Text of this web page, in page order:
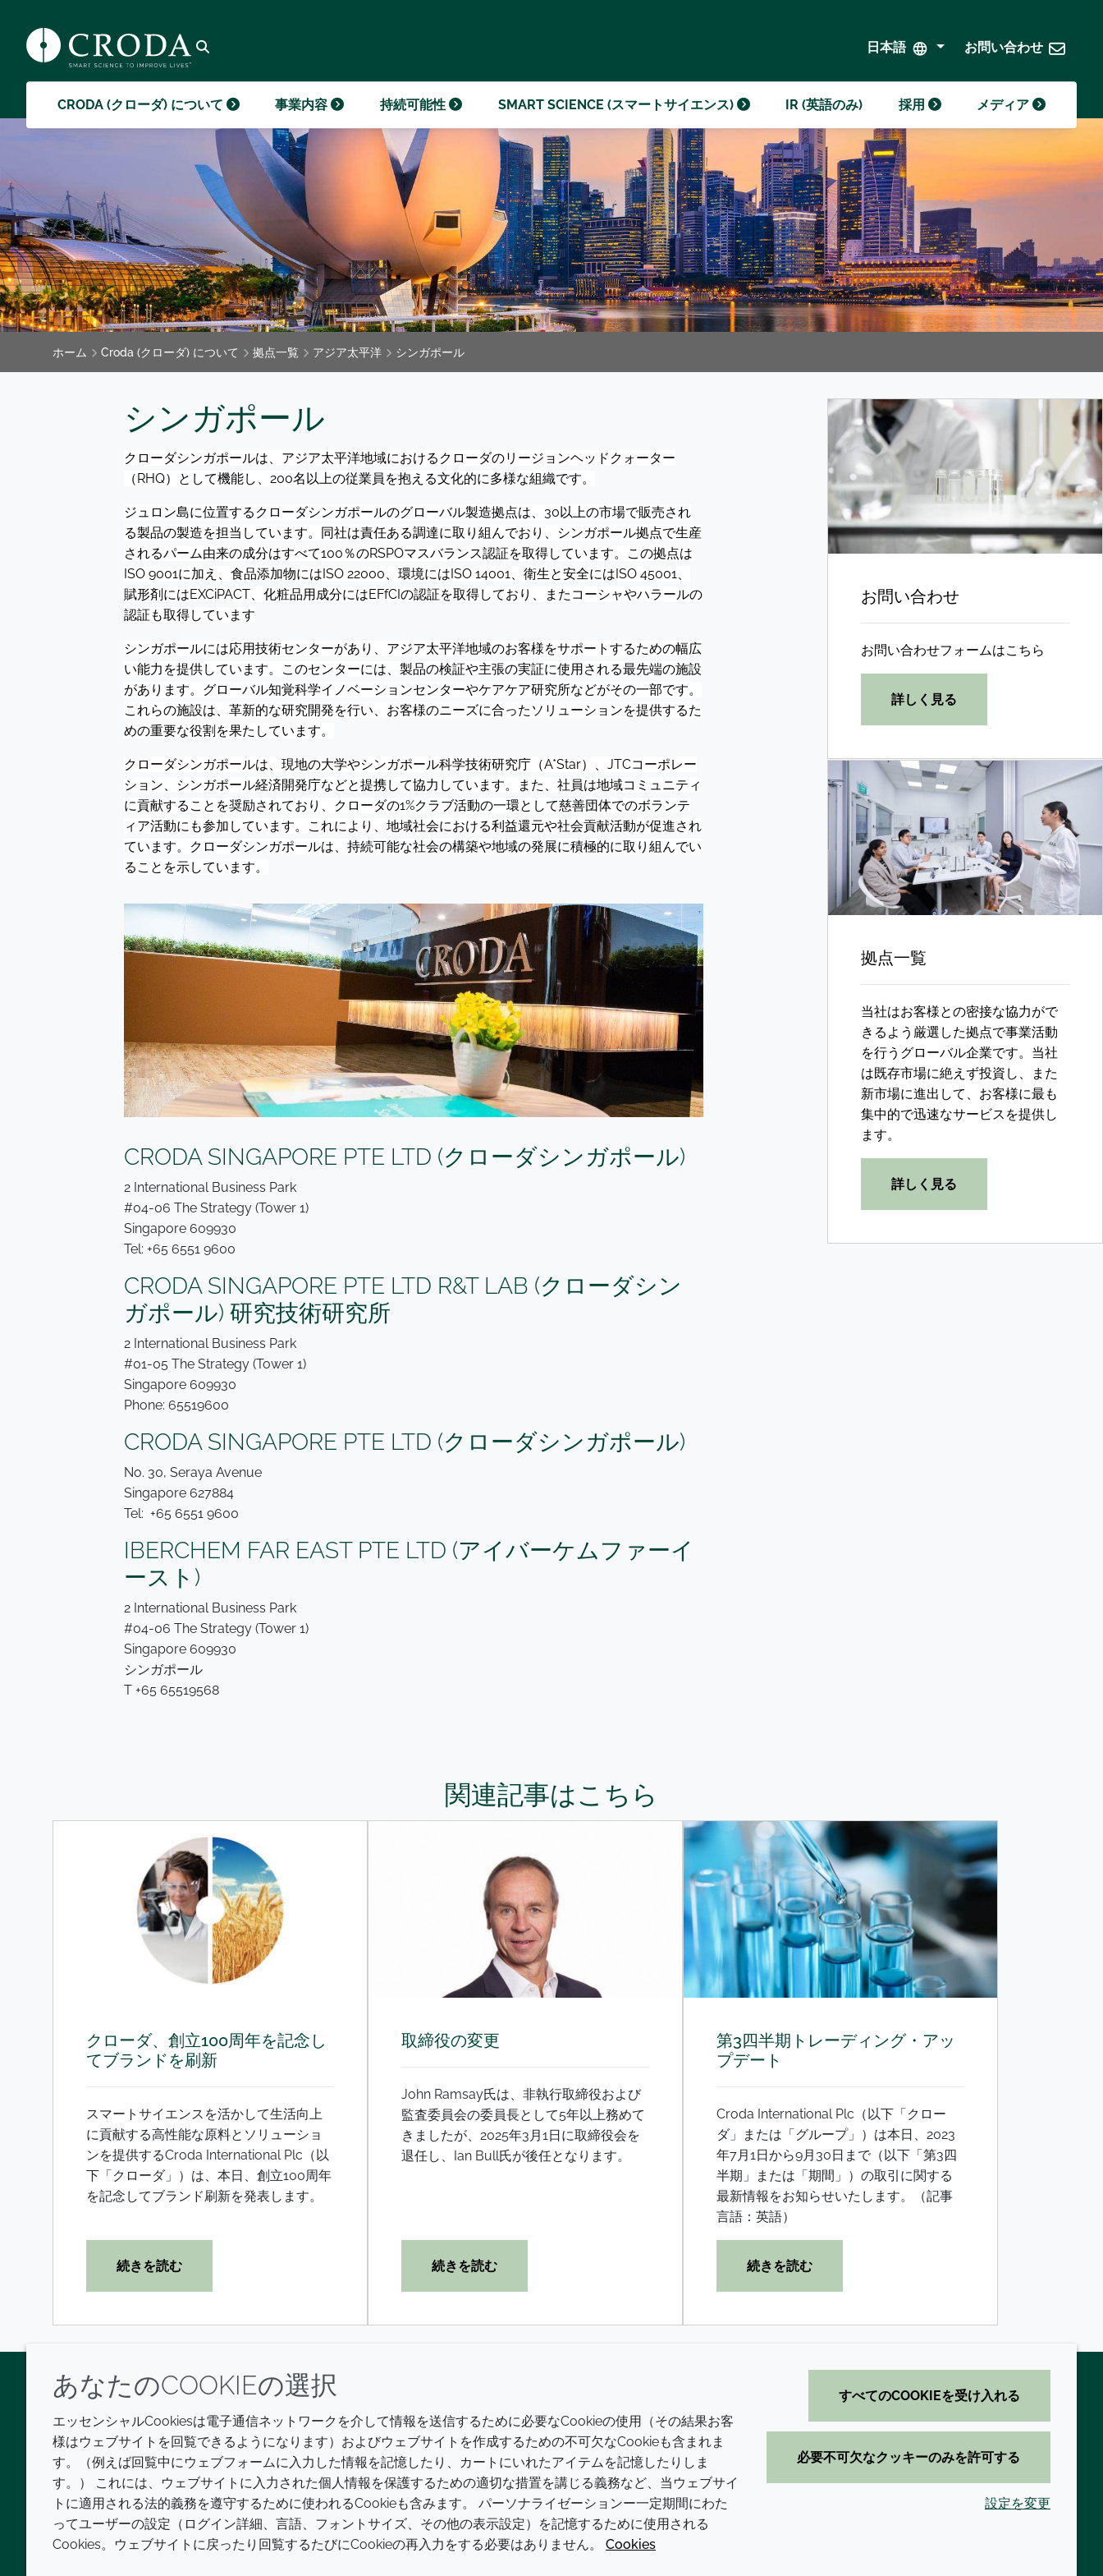
日本語 お問い合わせ
CRODA (クローダ) について 事業内容
GO TO 事業内容
持続可能性
クローダ財団
SMART SCIENCE (スマートサイエンス)
GO TO SMART SCIENCE
(スマートサイエンス)
IR (英語のみ) 採用
GO TO 採用
メディア
GO TO メディア
ホーム Croda (クローダ) について 拠点一覧 アジア太平洋 シンガポール
シンガポール
クローダシンガポールは、アジア太平洋地域におけるクローダのリージョンヘッドクォーター
（RHQ）として機能し、200名以上の従業員を抱える文化的に多様な組織です。
ジュロン島に位置するクローダシンガポールのグローバル製造拠点は、30以上の市場で販売され
る製品の製造を担当しています。同社は責任ある調達に取り組んでおり、シンガポール拠点で生産
されるパーム由来の成分はすべて100％のRSPOマスバランス認証を取得しています。この拠点は
ISO 9001に加え、食品添加物にはISO 22000、環境にはISO 14001、衛生と安全にはISO 45001、
賦形剤にはEXCiPACT、化粧品用成分にはEFfCIの認証を取得しており、またコーシャやハラールの
認証も取得しています
シンガポールには応用技術センターがあり、アジア太平洋地域のお客様をサポートするための幅広
い能力を提供しています。このセンターには、製品の検証や主張の実証に使用される最先端の施設
があります。グローバル知覚科学イノベーションセンターやケアケア研究所などがその一部です。
これらの施設は、革新的な研究開発を行い、お客様のニーズに合ったソリューションを提供するた
めの重要な役割を果たしています。
クローダシンガポールは、現地の大学やシンガポール科学技術研究庁（A*Star）、JTCコーポレー
ション、シンガポール経済開発庁などと提携して協力しています。また、社員は地域コミュニティ
に貢献することを奨励されており、クローダの1%クラブ活動の一環として慈善団体でのボランテ
ィア活動にも参加しています。これにより、地域社会における利益還元や社会貢献活動が促進され
ています。クローダシンガポールは、持続可能な社会の構築や地域の発展に積極的に取り組んでい
ることを示しています。
CRODA SINGAPORE PTE LTD (クローダシンガポール)
2 International Business Park
#04-06 The Strategy (Tower 1)
Singapore 609930
Tel: +65 6551 9600
CRODA SINGAPORE PTE LTD R&T LAB (クローダシン
ガポール) 研究技術研究所
2 International Business Park
#01-05 The Strategy (Tower 1)
Singapore 609930
Phone: 65519600
CRODA SINGAPORE PTE LTD (クローダシンガポール)
No. 30, Seraya Avenue
Singapore 627884
Tel: +65 6551 9600
IBERCHEM FAR EAST PTE LTD (アイバーケムファーイ
ースト)
2 International Business Park
#04-06 The Strategy (Tower 1)
Singapore 609930
シンガポール
T +65 65519568
お問い合わせ
お問い合わせフォームはこちら
詳しく見る
拠点一覧
当社はお客様との密接な協力がで
きるよう厳選した拠点で事業活動
を行うグローバル企業です。当社
は既存市場に絶えず投資し、また
新市場に進出して、お客様に最も
集中的で迅速なサービスを提供し
ます。
詳しく見る
関連記事はこちら
クローダ、創立100周年を記念し
てブランドを刷新
スマートサイエンスを活かして生活向上
に貢献する高性能な原料とソリューショ
ンを提供するCroda International Plc（以
下「クローダ」）は、本日、創立100周年
を記念してブランド刷新を発表します。
続きを読む
取締役の変更
John Ramsay氏は、非執行取締役および
監査委員会の委員長として5年以上務めて
きましたが、2025年3月1日に取締役会を
退任し、Ian Bull氏が後任となります。
続きを読む
第3四半期トレーディング・アッ
プデート
Croda International Plc（以下「クロー
ダ」または「グループ」）は本日、2023
年7月1日から9月30日まで（以下「第3四
半期」または「期間」）の取引に関する
最新情報をお知らせいたします。（記事
言語：英語）
続きを読む
TwitterLinkedInYoutube
現代の奴隷制
方針と手順
拠点一覧
お問い合わせ
利用規約
プライバシーポリシー
アクセシビリティに関する声明
クッキーポリシー
あなたのCOOKIEの選択
エッセンシャルCookiesは電子通信ネットワークを介して情報を送信するために必要なCookieの使用（その結果お客
様はウェブサイトを回覧できるようになります）およびウェブサイトを作成するための不可欠なCookieも含まれま
す。（例えば回覧中にウェブフォームに入力した情報を記憶したり、カートにいれたアイテムを記憶したりしま
す。） これには、ウェブサイトに入力された個人情報を保護するための適切な措置を講じる義務など、当ウェブサイ
トに適用される法的義務を遵守するために使われるCookieも含みます。 パーソナライゼーションー一定期間にわた
ってユーザーの設定（ログイン詳細、言語、フォントサイズ、その他の表示設定）を記憶するために使用される
Cookies。ウェブサイトに戻ったり回覧するたびにCookieの再入力をする必要はありません。 Cookies
すべてのCOOKIEを受け入れる
必要不可欠なクッキーのみを許可する
設定を変更